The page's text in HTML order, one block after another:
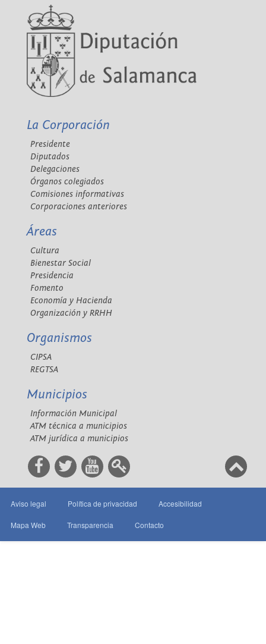
La Corporación
Presidente
Diputados
Delegaciones
Órganos colegiados
Comisiones informativas
Corporaciones anteriores
Áreas
Cultura
Bienestar Social
Presidencia
Fomento
Economía y Hacienda
Organización y RRHH
Organismos
CIPSA
REGTSA
Municipios
Información Municipal
ATM técnica a municipios
ATM jurídica a municipios
Aviso legal Política de privacidad Accesibilidad
Mapa Web Transparencia Contacto